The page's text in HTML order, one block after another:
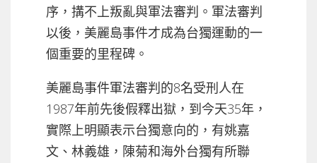
序，搆不上叛亂與軍法審判。軍法審判
以後，美麗島事件才成為台獨運動的一
個重要的里程碑。
美麗島事件軍法審判的8名受刑人在
1987年前先後假釋出獄，到今天35年，
實際上明顯表示台獨意向的，有姚嘉
文、林義雄，陳菊和海外台獨有所聯